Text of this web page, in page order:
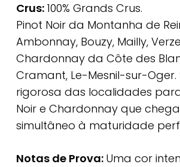
Crus: 100% Grands Crus.
Pinot Noir da Montanha de
Ambonnay, Bouzy, Mailly,
Chardonnay da Côte des
Cramant, Le-Mesnil-sur-Oger.
rigorosa das localidades
Noir e Chardonnay que
simultâneo à maturidade
Notas de Prova: Uma cor